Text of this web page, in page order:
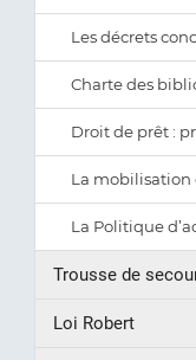
Les décrets
Charte des
Droit de prêt :
La mobilisation
La Politique
Trousse de
Loi Robert